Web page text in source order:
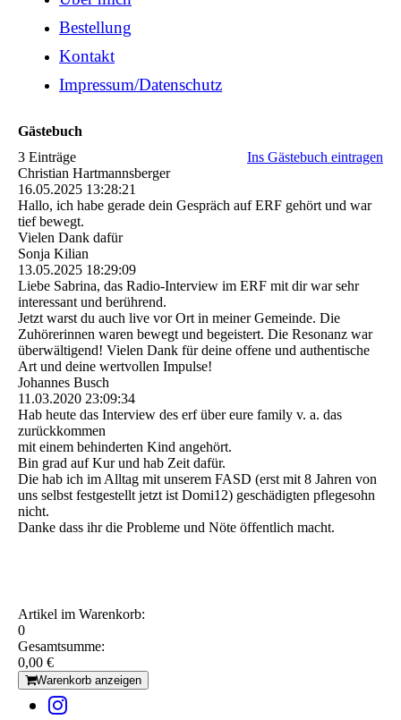
Bestellung
Kontakt
Impressum/Datenschutz
Gästebuch
3 Einträge
Ins Gästebuch eintragen
Christian Hartmannsberger
16.05.2025 13:28:21
Hallo, ich habe gerade dein Gespräch auf ERF gehört und war
tief bewegt.
Vielen Dank dafür
Sonja Kilian
13.05.2025 18:29:09
Liebe Sabrina, das Radio-Interview im ERF mit dir war sehr
interessant und berührend.
Jetzt warst du auch live vor Ort in meiner Gemeinde. Die
Zuhörerinnen waren bewegt und begeistert. Die Resonanz war
überwältigend! Vielen Dank für deine offene und authentische
Art und deine wertvollen Impulse!
Johannes Busch
11.03.2020 23:09:34
Hab heute das Interview des erf über eure family v. a. das
zurückkommen
mit einem behinderten Kind angehört.
Bin grad auf Kur und hab Zeit dafür.
Die hab ich im Alltag mit unserem FASD (erst mit 8 Jahren von
uns selbst festgestellt jetzt ist Domi12) geschädigten pflegesohn
nicht.
Danke dass ihr die Probleme und Nöte öffentlich macht.
Artikel im Warenkorb:
0
Gesamtsumme:
0,00 €
Warenkorb anzeigen